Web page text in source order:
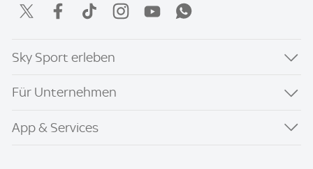
Sky Sport erleben
Für Unternehmen
App & Services